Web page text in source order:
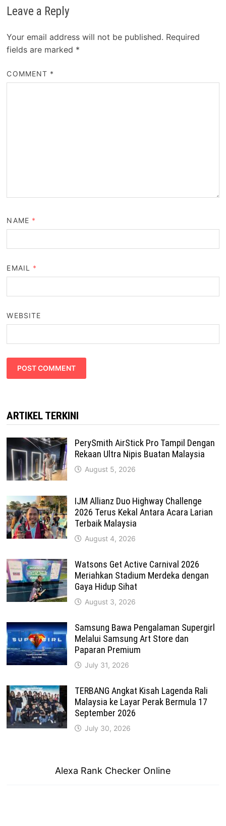
Leave a Reply
Your email address will not be published. Required
fields are marked *
COMMENT *
NAME *
EMAIL *
WEBSITE
ARTIKEL TERKINI
PerySmith AirStick Pro Tampil Dengan
Rekaan Ultra Nipis Buatan Malaysia
August 5, 2026
IJM Allianz Duo Highway Challenge
2026 Terus Kekal Antara Acara Larian
Terbaik Malaysia
August 4, 2026
Watsons Get Active Carnival 2026
Meriahkan Stadium Merdeka dengan
Gaya Hidup Sihat
August 3, 2026
Samsung Bawa Pengalaman Supergirl
Melalui Samsung Art Store dan
Paparan Premium
July 31, 2026
TERBANG Angkat Kisah Lagenda Rali
Malaysia ke Layar Perak Bermula 17
September 2026
July 30, 2026
Alexa Rank Checker Online